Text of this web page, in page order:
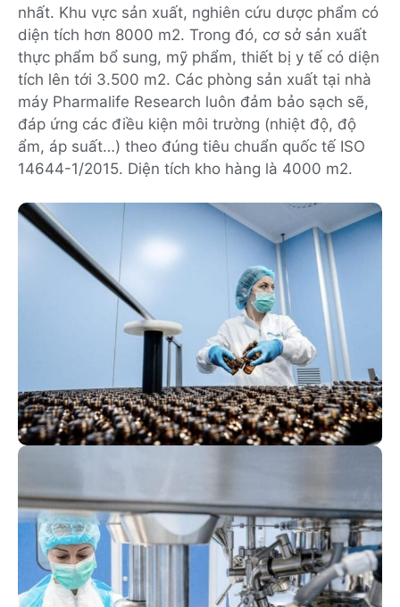
nhất. Khu vực sản xuất, nghiên cứu dược phẩm có
diện tích hơn 8000 m2. Trong đó, cơ sở sản xuất
thực phẩm bổ sung, mỹ phẩm, thiết bị y tế có diện
tích lên tới 3.500 m2. Các phòng sản xuất tại nhà
máy Pharmalife Research luôn đảm bảo sạch sẽ,
đáp ứng các điều kiện môi trường (nhiệt độ, độ
ẩm, áp suất…) theo đúng tiêu chuẩn quốc tế ISO
14644-1/2015. Diện tích kho hàng là 4000 m2.